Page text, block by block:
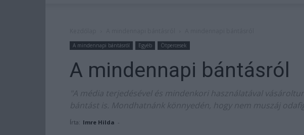
A mindennapi bántásról Egyéb Ötpercesek
A mindennapi bántásról
"A média terjedésével és mindenkori használatával
bántást is. Mondhatnánk könnyedén, hogy nem muszáj
Írta: Imre Hilda -